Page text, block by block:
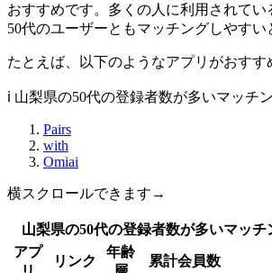
おすすめです。多くの人に利用されてい
50代のユーザーともマッチングしやすい
たとえば、以下のようなアプリがおすす
ℹ️ 山梨県の50代の登録者数が多いマッチ
Pairs
with
Omiai
横スクロールできます→
山梨県の50代の登録者数が多いマッ
アプ
リンク
年齢
累計会員数